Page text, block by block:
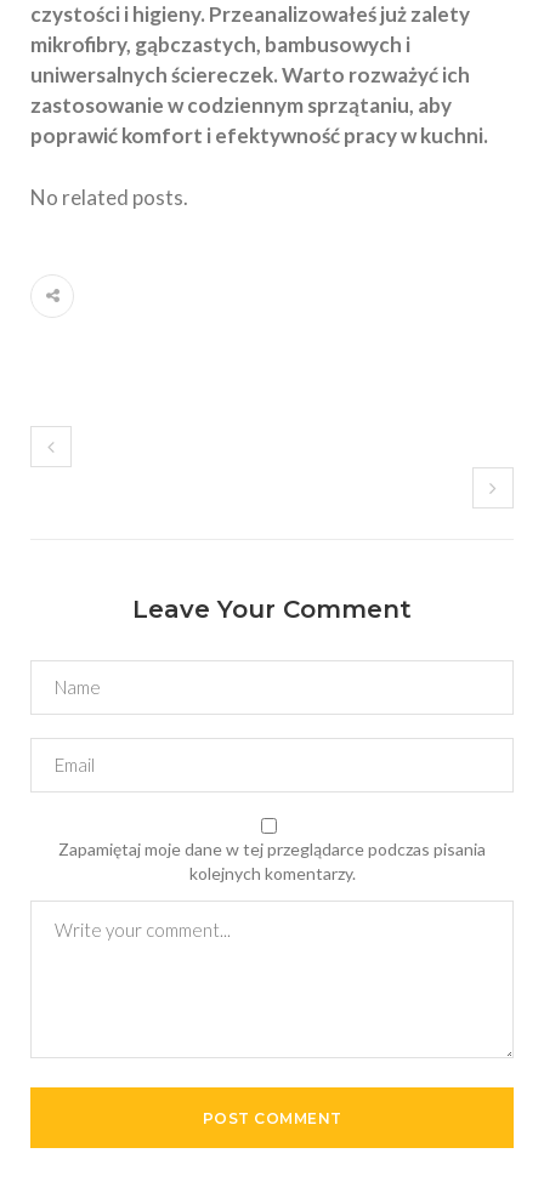
czystości i higieny. Przeanalizowałeś już zalety
mikrofibry, gąbczastych, bambusowych i
uniwersalnych ściereczek. Warto rozważyć ich
zastosowanie w codziennym sprzątaniu, aby
poprawić komfort i efektywność pracy w kuchni.
No related posts.
Leave Your Comment
Zapamiętaj moje dane w tej przeglądarce podczas pisania
kolejnych komentarzy.